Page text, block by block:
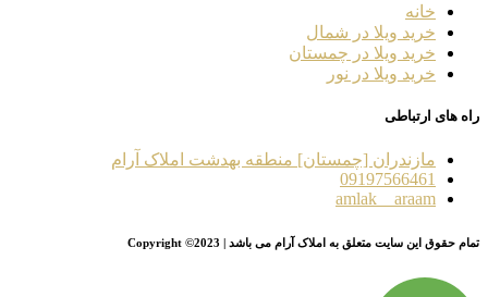
خانه
خرید ویلا در شمال
خرید ویلا در چمستان
خرید ویلا در نور
راه های ارتباطی
مازندران [چمستان] منطقه بهدشت املاک آرام
09197566461
amlak__araam
تمام حقوق این سایت متعلق به املاک آرام می باشد | Copyright ©2023